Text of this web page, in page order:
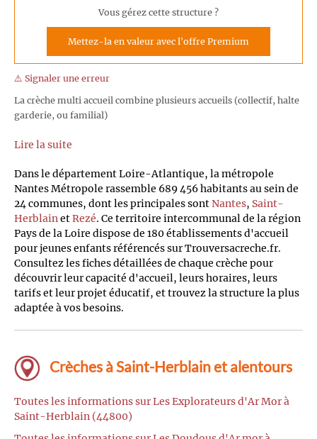
Vous gérez cette structure ?
Mettez-la en valeur avec l'offre Premium
⚠️ Signaler une erreur
La crèche multi accueil combine plusieurs accueils (collectif, halte
garderie, ou familial)
Lire la suite
Dans le département Loire-Atlantique, la métropole
Nantes Métropole rassemble 689 456 habitants au sein de
24 communes, dont les principales sontNantes, Saint-
HerblainetRezé. Ce territoire intercommunal de la région
Pays de la Loire dispose de 180 établissements d'accueil
pour jeunes enfants référencés sur Trouversacreche.fr.
Consultez les fiches détaillées de chaque crèche pour
découvrir leur capacité d'accueil, leurs horaires, leurs
tarifs et leur projet éducatif, et trouvez la structure la plus
adaptée à vos besoins.
Crèches à Saint-Herblain et alentours
Toutes les informations sur Les Explorateurs d'Ar Mor à
Saint-Herblain (44800)